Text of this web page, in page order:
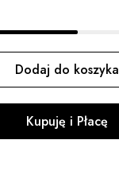
Dodaj do koszyka
Kupuję i Płacę